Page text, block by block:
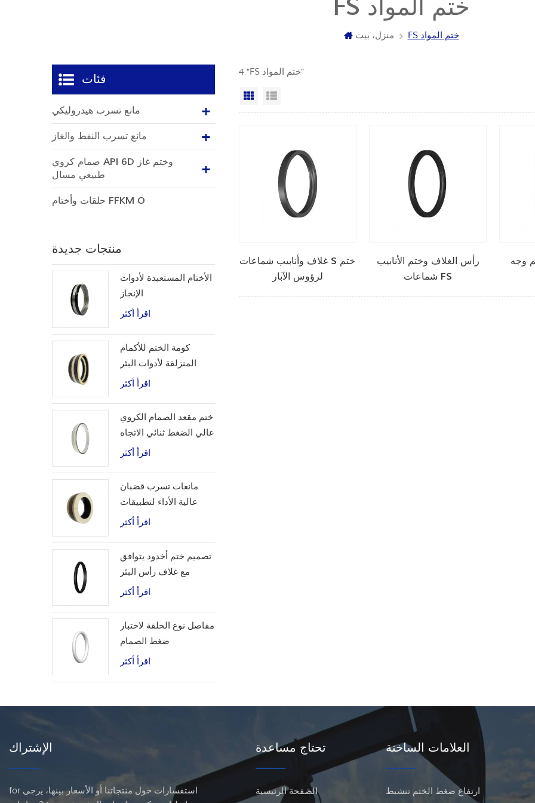
FS ختم المواد
منزل، بيت FS ختم المواد
4 "FS ختم المواد"
عرض شبكي
غلاف وأنابيب شماعات S ختم
لرؤوس الآبار
رأس الغلاف وختم الأنابيب
شماعات FS
فئات
مانع تسرب هيدروليكي
مانع تسرب النفط والغاز
صمام كروي API 6D وختم غاز
طبيعي مسال
حلقات وأختام FFKM O
منتجات جديدة
الأختام المستعبدة لأدوات
الإنجاز
اقرأ أكثر
كومة الختم للأكمام
المنزلقة لأدوات البئر
اقرأ أكثر
ختم مقعد الصمام الكروي
عالي الضغط ثنائي الاتجاه
اقرأ أكثر
مانعات تسرب قضبان
عالية الأداء لتطبيقات
الهيدروجين
اقرأ أكثر
تصميم ختم أخدود يتوافق
مع غلاف رأس البئر
اقرأ أكثر
مفاصل نوع الحلقة لاختبار
ضغط الصمام
اقرأ أكثر
الإشتراك
for استفسارات حول منتجاتنا أو الأسعار بينها، يرجى
تحتاج مساعدة
الصفحة الرئيسية
العلامات الساخنة
ارتفاع ضغط الختم تنشيط